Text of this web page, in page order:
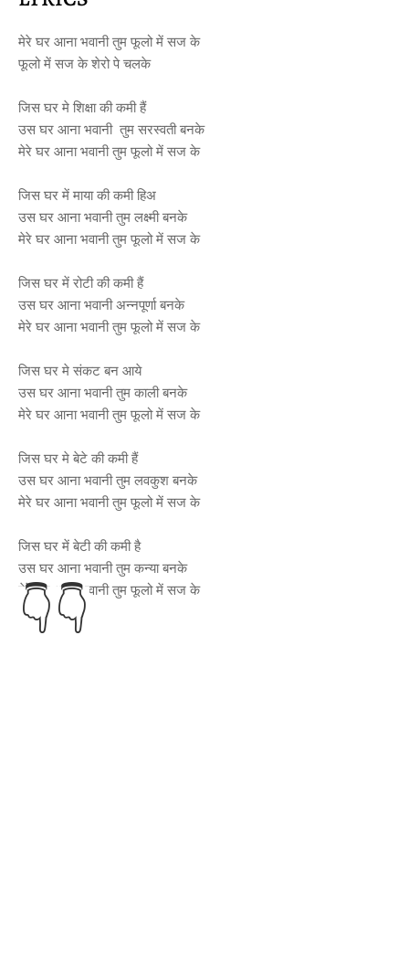
मेरे घर आना भवानी तुम फूलो में सज के
फूलो में सज के शेरो पे चलके
जिस घर मे शिक्षा की कमी हैं
उस घर आना भवानी तुम सरस्वती बनके
मेरे घर आना भवानी तुम फूलो में सज के
जिस घर में माया की कमी हिअ
उस घर आना भवानी तुम लक्ष्मी बनके
मेरे घर आना भवानी तुम फूलो में सज के
जिस घर में रोटी की कमी हैं
उस घर आना भवानी अन्नपूर्णा बनके
मेरे घर आना भवानी तुम फूलो में सज के
जिस घर मे संकट बन आये
उस घर आना भवानी तुम काली बनके
मेरे घर आना भवानी तुम फूलो में सज के
जिस घर मे बेटे की कमी हैं
उस घर आना भवानी तुम लवकुश बनके
मेरे घर आना भवानी तुम फूलो में सज के
जिस घर में बेटी की कमी है
उस घर आना भवानी तुम कन्या बनके
मेरे घर आना भवानी तुम फूलो में सज के
👇👇